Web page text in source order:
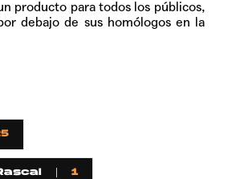
producto para todos los públicos,
debajo de sus homólogos en la
1